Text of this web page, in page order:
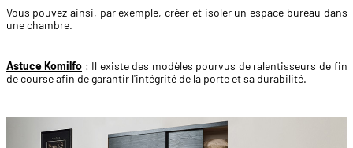
Vous pouvez ainsi, par exemple, créer et isoler un espace bureau dans
une chambre.​
Astuce Komilfo : Il existe des modèles pourvus de ralentisseurs de fin
de course afin de garantir l'intégrité de la porte et sa durabilité.